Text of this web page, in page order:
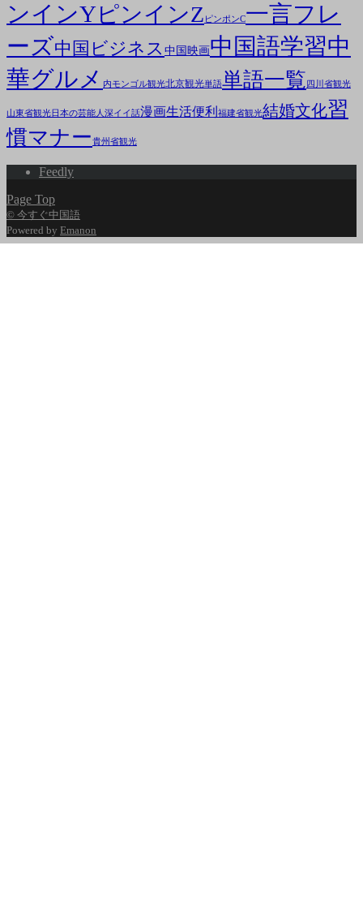
ンインYピンインZ ピンポンC一言フレ
ーズ中国ビジネス 中国映画中国語学習中
華グルメ
内モンゴル観光北京観光単語単語一覧 四川省観光
山東省観光日本の芸能人深イイ話漫画生活便利 福建省観光結婚文化習
慣マナー貴州省観光
Feedly
Page Top
© 今すぐ中国語
Powered by Emanon